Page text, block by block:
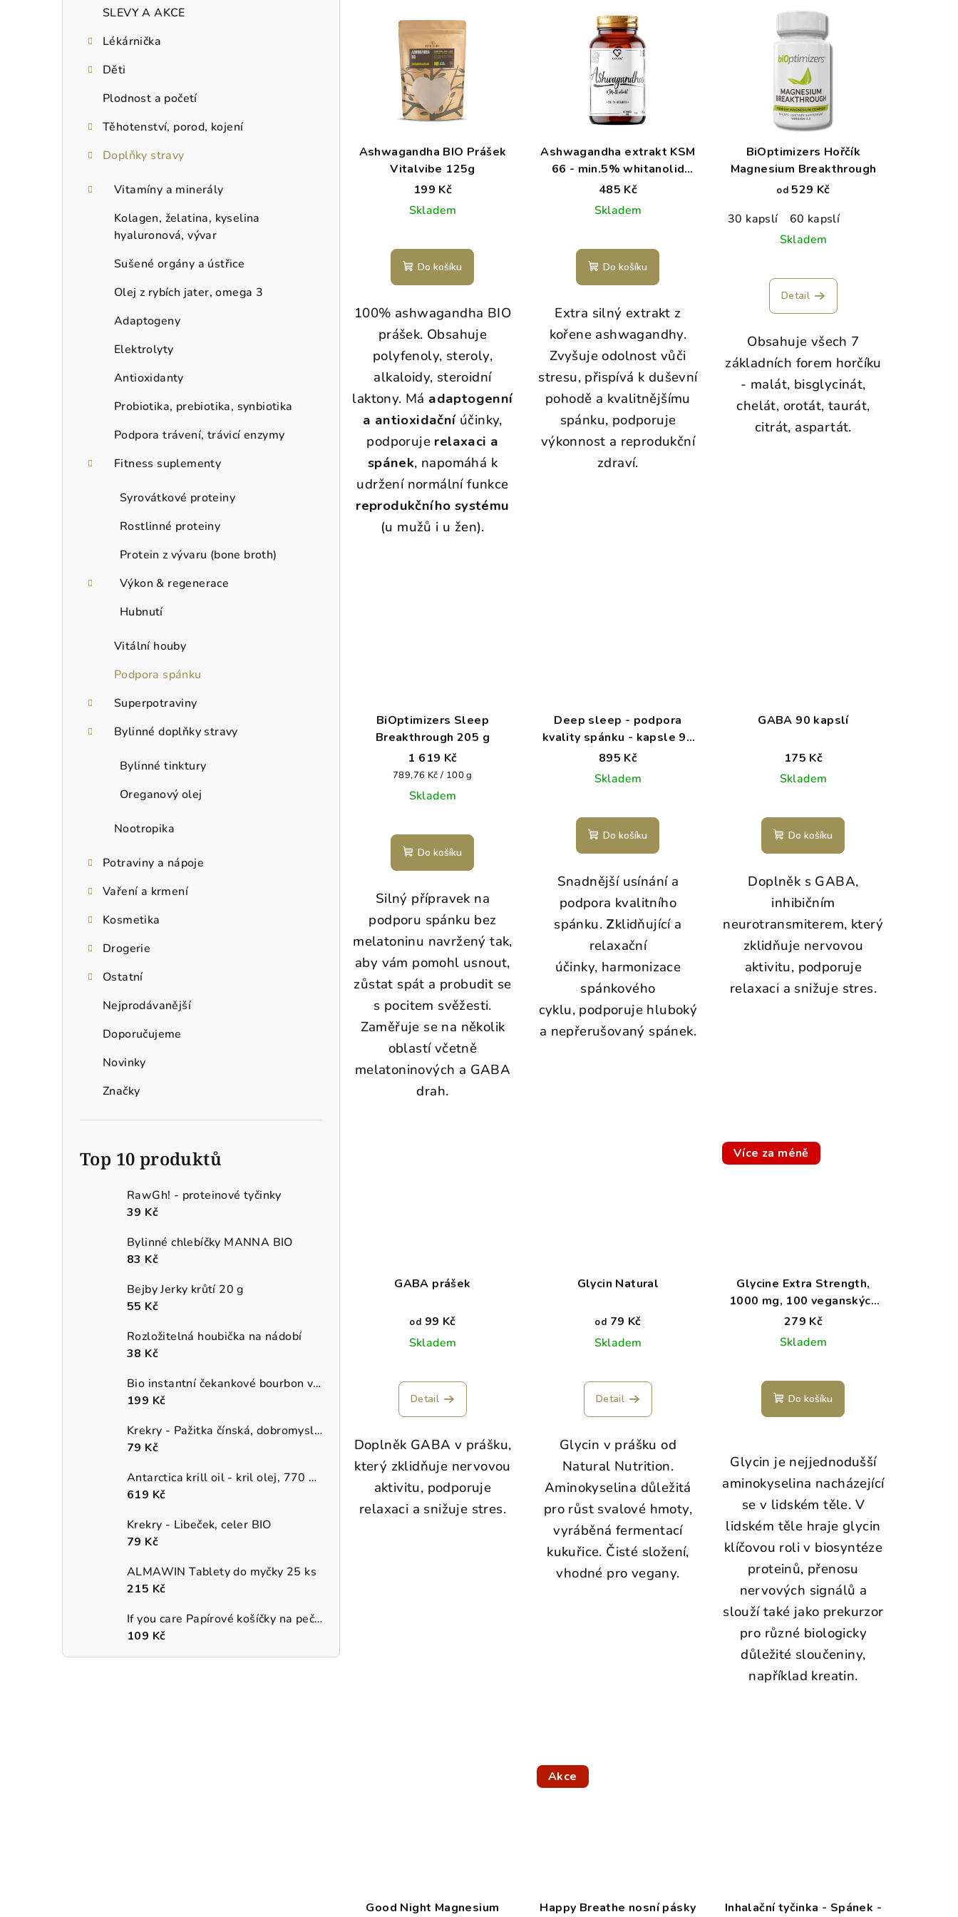
SLEVY A AKCE
Lékárnička
Děti
Plodnost a početí
Těhotenství, porod, kojení
Doplňky stravy
Vitamíny a minerály
Kolagen, želatina, kyselina
hyaluronová, vývar
Sušené orgány a ústřice
Olej z rybích jater, omega 3
Adaptogeny
Elektrolyty
Antioxidanty
Probiotika, prebiotika, synbiotika
Podpora trávení, trávicí enzymy
Fitness suplementy
Syrovátkové proteiny
Rostlinné proteiny
Protein z vývaru (bone broth)
Výkon & regenerace
Hubnutí
Vitální houby
Podpora spánku
Superpotraviny
Bylinné doplňky stravy
Bylinné tinktury
Oreganový olej
Nootropika
Potraviny a nápoje
Vaření a krmení
Kosmetika
Drogerie
Ostatní
Nejprodávanější
Doporučujeme
Novinky
Značky
Top 10 produktů
RawGh! - proteinové tyčinky
39 Kč
Bylinné chlebíčky MANNA BIO
83 Kč
Bejby Jerky krůtí 20 g
55 Kč
Rozložitelná houbička na nádobí
38 Kč
Bio instantní čekankové bourbon vanilka kafe
199 Kč
Krekry - Pažitka čínská, dobromysl BIO
79 Kč
Antarctica krill oil - kril olej, 770 mg
619 Kč
Krekry - Libeček, celer BIO
79 Kč
ALMAWIN Tablety do myčky 25 ks
215 Kč
If you care Papírové košíčky na pečení large 60 kusů
109 Kč
o
p
t
Ashwagandha BIO Prášek
Vitalvibe 125g
199 Kč
Skladem
Do košíku
100% ashwagandha BIO
prášek. Obsahuje
polyfenoly, steroly,
alkaloidy, steroidní
laktony. Má adaptogenní
a antioxidační účinky,
podporuje relaxaci a
spánek, napomáhá k
udržení normální funkce
reprodukčního systému
(u mužů i u žen).
Ashwagandha extrakt KSM
66 - min.5% whitanolid
kapsle 60 ks
485 Kč
Skladem
Do košíku
Extra silný extrakt z
kořene ashwagandhy.
Zvyšuje odolnost vůči
stresu, přispívá k duševní
pohodě a kvalitnějšímu
spánku, podporuje
výkonnost a reprodukční
zdraví.
BiOptimizers Hořčík
Magnesium Breakthrough
od529 Kč
30 kapslí
60 kapslí
Skladem
Detail
Obsahuje všech 7
základních forem horčíku
- malát, bisglycinát,
chelát, orotát, taurát,
citrát, aspartát.
BiOptimizers Sleep
Breakthrough 205 g
1 619 Kč
Měrná
cena:
789,76 Kč / 100 g
Skladem
Do košíku
Silný přípravek na
podporu spánku bez
melatoninu navržený tak,
aby vám pomohl usnout,
zůstat spát a probudit se
s pocitem svěžesti.
Zaměřuje se na několik
oblastí včetně
melatoninových a GABA
drah.
Deep sleep - podpora
kvality spánku - kapsle 90
ks
895 Kč
Skladem
Do košíku
Snadnější usínání a
podpora kvalitního
spánku. Zklidňující a
relaxační
účinky, harmonizace
spánkového
cyklu, podporuje hluboký
a nepřerušovaný spánek.
GABA 90 kapslí
175 Kč
Skladem
Do košíku
Doplněk s GABA,
inhibičním
neurotransmiterem, který
zklidňuje nervovou
aktivitu, podporuje
relaxaci a snižuje stres.
GABA prášek
od 99 Kč
Skladem
Detail
Doplněk GABA v prášku,
který zklidňuje nervovou
aktivitu, podporuje
relaxaci a snižuje stres.
Glycin Natural
od 79 Kč
Skladem
Detail
Glycin v prášku od
Natural Nutrition.
Aminokyselina důležitá
pro růst svalové hmoty,
vyráběná fermentací
kukuřice. Čisté složení,
vhodné pro vegany.
Více za méně
Glycine Extra Strength,
1000 mg, 100 veganských
kapslí
279 Kč
Skladem
Do košíku
Glycin je nejjednodušší
aminokyselina nacházející
se v lidském těle. V
lidském těle hraje glycin
klíčovou roli v biosyntéze
proteinů, přenosu
nervových signálů a
slouží také jako prekurzor
pro různé biologicky
důležité sloučeniny,
například kreatin.
Good Night Magnesium
Akce
Happy Breathe nosní pásky
Inhalační tyčinka - Spánek -